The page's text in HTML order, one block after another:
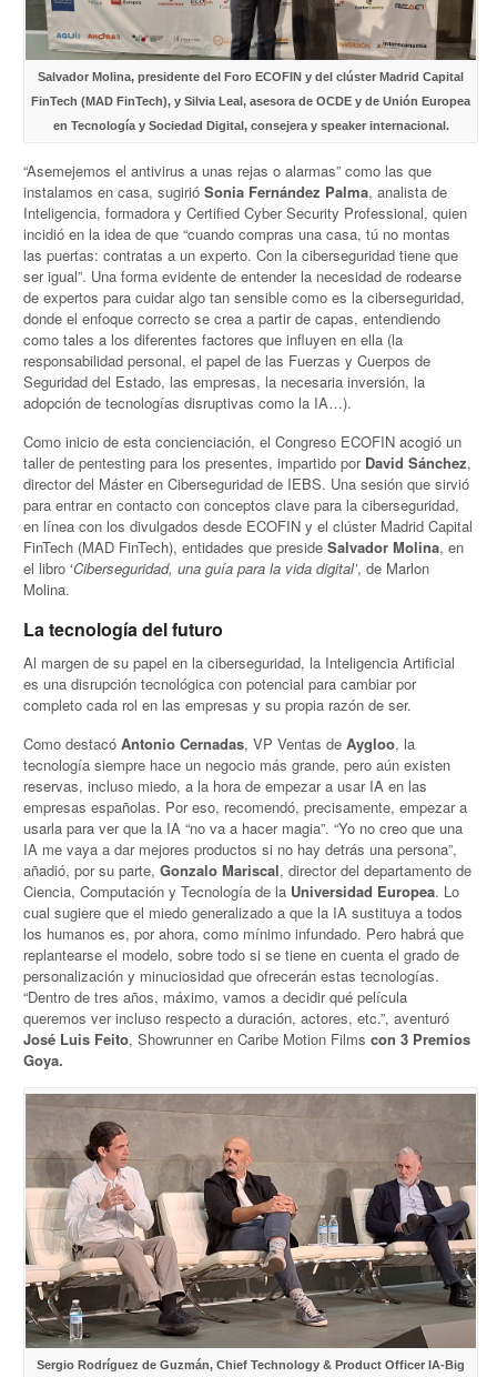
Salvador Molina, presidente del Foro ECOFIN y del clúster Madrid Capital
FinTech (MAD FinTech), y Silvia Leal, asesora de OCDE y de Unión Europea
en Tecnología y Sociedad Digital, consejera y speaker internacional.
“Asemejemos el antivirus a unas rejas o alarmas” como las que
instalamos en casa, sugirióSonia Fernández Palma, analista de
Inteligencia, formadora y Certified Cyber Security Professional, quien
incidió en la idea de que “cuando compras una casa, tú no montas
las puertas: contratas a un experto. Con la ciberseguridad tiene que
ser igual”. Una forma evidente de entender la necesidad de rodearse
de expertos para cuidar algo tan sensible como es la ciberseguridad,
donde el enfoque correcto se crea a partir de capas, entendiendo
como tales a los diferentes factores que influyen en ella (la
responsabilidad personal, el papel de las Fuerzas y Cuerpos de
Seguridad del Estado, las empresas, la necesaria inversión, la
adopción de tecnologías disruptivas como la IA…).
Como inicio de esta concienciación, el Congreso ECOFIN acogió un
taller de pentesting para los presentes, impartido por David Sánchez,
director del Máster en Ciberseguridad de IEBS. Una sesión que sirvió
para entrar en contacto con conceptos clave para la ciberseguridad,
en línea con los divulgados desde ECOFIN y el clúster Madrid Capital
FinTech (MAD FinTech), entidades que presideSalvador Molina, en
el libro ‘Ciberseguridad, una guía para la vida digital’, de Marlon
Molina.
La tecnología del futuro
Al margen de su papel en la ciberseguridad, la Inteligencia Artificial
es una disrupción tecnológica con potencial para cambiar por
completo cada rol en las empresas y su propia razón de ser.
Como destacóAntonio Cernadas, VP Ventas de Aygloo, la
tecnología siempre hace un negocio más grande, pero aún existen
reservas, incluso miedo, a la hora de empezar a usar IA en las
empresas españolas. Por eso, recomendó, precisamente, empezar a
usarla para ver que la IA “no va a hacer magia”. “Yo no creo que una
IA me vaya a dar mejores productos si no hay detrás una persona”,
añadió, por su parte,Gonzalo Mariscal, director del departamento de
Ciencia, Computación y Tecnología de la Universidad Europea. Lo
cual sugiere que el miedo generalizado a que la IA sustituya a todos
los humanos es, por ahora, como mínimo infundado. Pero habrá que
replantearse el modelo, sobre todo si se tiene en cuenta el grado de
personalización y minuciosidad que ofrecerán estas tecnologías.
“Dentro de tres años, máximo, vamos a decidir qué película
queremos ver incluso respecto a duración, actores, etc.”, aventuró
José Luis Feito, Showrunner en Caribe Motion Films con 3 Premios
Goya.
Sergio Rodríguez de Guzmán, Chief Technology & Product Officer IA-Big